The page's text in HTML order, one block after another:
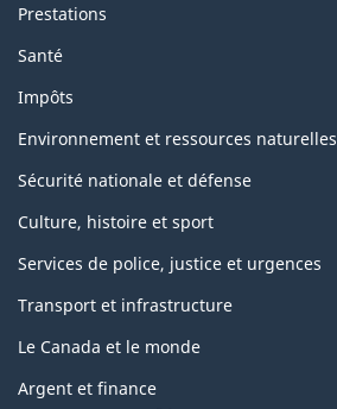
Prestations
Santé
Impôts
Environnement et ressources naturelles
Sécurité nationale et défense
Culture, histoire et sport
Services de police, justice et urgences
Transport et infrastructure
Le Canada et le monde
Argent et finance